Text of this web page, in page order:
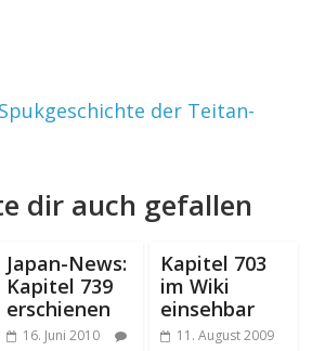
der Teitan-
dir auch gefallen
Japan-News:
Kapitel 739
erschienen
16. Juni 2010
Kapitel 703
im Wiki
einsehbar
11. August 2009